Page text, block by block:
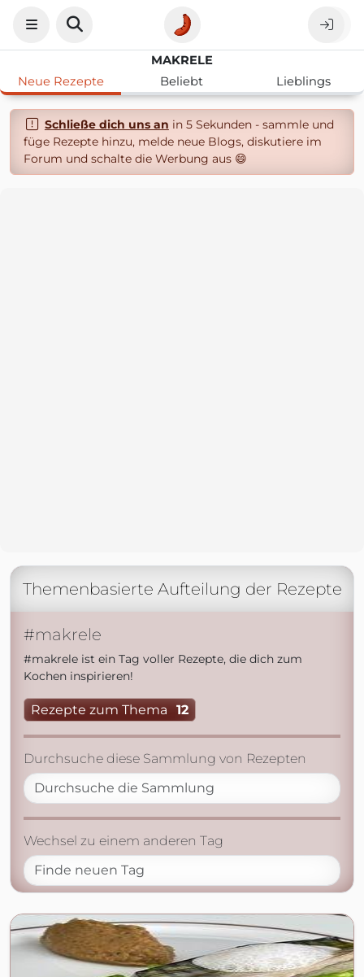
MAKRELE
Neue Rezepte
Beliebt Lieblings
Schließe dich uns an in 5 Sekunden - sammle und
füge Rezepte hinzu, melde neue Blogs, diskutiere im
Forum und schalte die Werbung aus 😄
Themenbasierte Aufteilung der Rezepte
#makrele
#makrele ist ein Tag voller Rezepte, die dich zum
Kochen inspirieren!
Rezepte zum Thema 12
Durchsuche diese Sammlung von Rezepten
Wechsel zu einem anderen Tag